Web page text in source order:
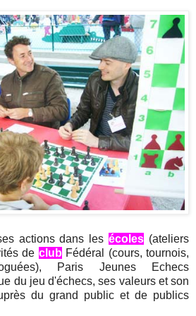
actions dans lesécoles (ateliers
de clubFédéral (cours, tournois,
Paris Jeunes Echecs
du jeu d'échecs, ses valeurs et son
du grand public et de publics